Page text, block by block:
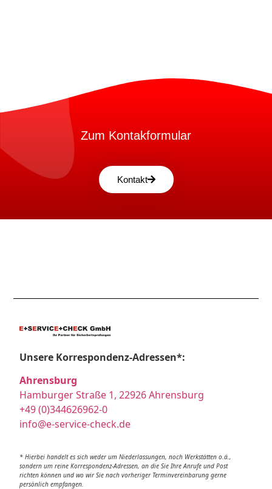
Zum Kontakformular
Kontakt
Unsere Korrespondenz-Adressen*:
Ahrensburg
Hamburger Straße 1, 22926 Ahrensburg
+49 (0)344626962-0
info@e-service-check.de
* Hierbei handelt es sich weder um Niederlassungen, noch Werkstätten o.ä.,
sondern um reine Korrespondenz-Adressen, an die Sie Ihre Anrufe und Post
richten können und wo wir Sie nach vorheriger Terminvereinbarung gerne
persönlich empfangen.